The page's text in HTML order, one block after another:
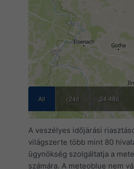
All <24ó 24-48ó
A veszélyes időjárási
világszerte több mint 80
ügynökség szolgáltatja a
számára. A meteoblue nem